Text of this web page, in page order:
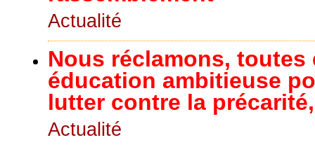
Actualité
Nous réclamons,
éducation ambitieuse
lutter contre la
Actualité